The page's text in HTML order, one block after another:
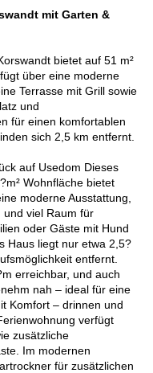
mit Garten &
bietet auf 51 m²
über eine moderne
Terrasse mit Grill sowie
und
für einen komfortablen
sich 2,5 km entfernt.
auf Usedom Dieses
Wohnfläche bietet
moderne Ausstattung,
und viel Raum für
oder Gäste mit Hund
Haus liegt nur etwa 2,5?
entfernt.
erreichbar, und auch
nah – ideal für eine
Komfort – drinnen und
verfügt
zusätzliche
Im modernen
für zusätzlichen